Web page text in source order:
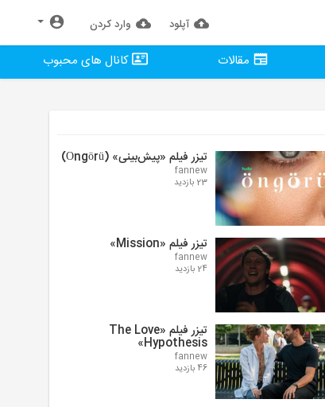
آپلود وارد كردن
مقالات کانال های محبوب
تیزر فیلم «پیش‌بینی» (Öngörü)
fannew
23 بازدید
تیزر فیلم «Mission»
fannew
24 بازدید
تیزر فیلم «The Love
Hypothesis»
fannew
46 بازدید